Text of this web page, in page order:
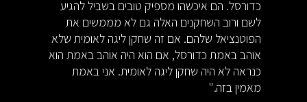
כדורסל. הם איכשהו מספיק טובים בשביל להגיע
לשם ורוב השחקנים האלה גם לא מממשים את
הפוטנציאל שלהם. אם זה שחקן ליגה לאומית שלא
אוהב באמת כדורסל, אם הוא היה אוהב באמת הוא
כנראה לא היה שחקן ליגה לאומית. אני באמת
מאמין בזה."